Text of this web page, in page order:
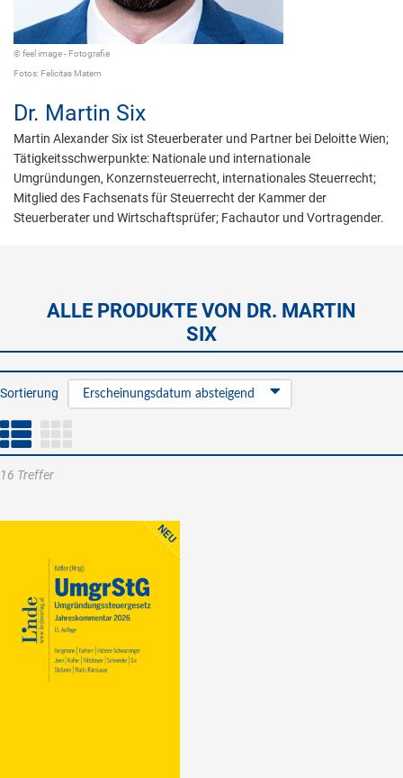
© feel image - Fotografie
Fotos: Felicitas Matern
Dr. Martin Six
Martin Alexander Six ist Steuerberater und Partner bei Deloitte Wien;
Tätigkeitsschwerpunkte: Nationale und internationale
Umgründungen, Konzernsteuerrecht, internationales Steuerrecht;
Mitglied des Fachsenats für Steuerrecht der Kammer der
Steuerberater und Wirtschaftsprüfer; Fachautor und Vortragender.
ALLE PRODUKTE VON DR. MARTIN
SIX
Sortierung Erscheinungsdatum absteigend
16 Treffer